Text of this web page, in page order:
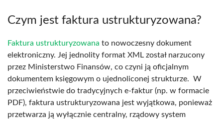
Czym jest faktura ustrukturyzowana?
Faktura ustrukturyzowana to nowoczesny dokument
elektroniczny. Jej jednolity format XML został narzucony
przez Ministerstwo Finansów, co czyni ją oficjalnym
dokumentem księgowym o ujednoliconej strukturze. W
przeciwieństwie do tradycyjnych e-faktur (np. w formacie
PDF), faktura ustrukturyzowana jest wyjątkowa, ponieważ
przetwarza ją wyłącznie centralny, rządowy system